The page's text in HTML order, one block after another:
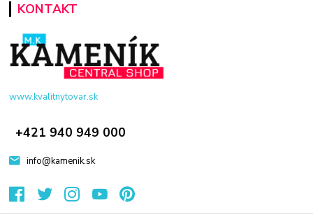
KONTAKT
www.kvalitnytovar.sk
+421 940 949 000
info@kamenik.sk